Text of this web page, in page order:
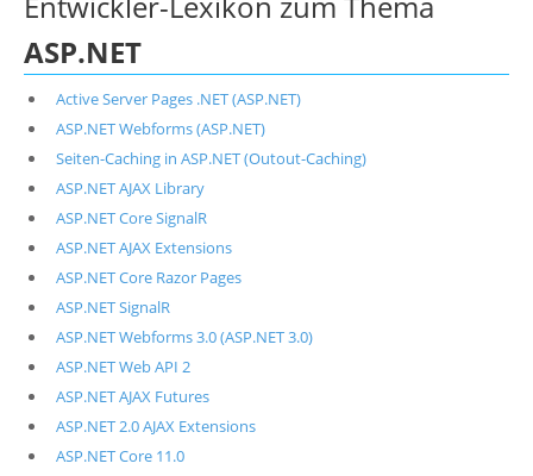
ASP.NET
Active Server Pages .NET (ASP.NET)
ASP.NET Webforms (ASP.NET)
Seiten-Caching in ASP.NET (Outout-Caching)
ASP.NET AJAX Library
ASP.NET Core SignalR
ASP.NET AJAX Extensions
ASP.NET Core Razor Pages
ASP.NET SignalR
ASP.NET Webforms 3.0 (ASP.NET 3.0)
ASP.NET Web API 2
ASP.NET AJAX Futures
ASP.NET 2.0 AJAX Extensions
ASP.NET Core 11.0